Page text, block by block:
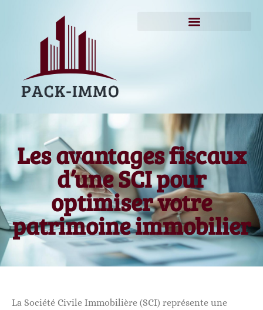
Les avantages fiscaux
d’une SCI pour
optimiser votre
patrimoine immobilier
La Société Civile Immobilière (SCI) représente une